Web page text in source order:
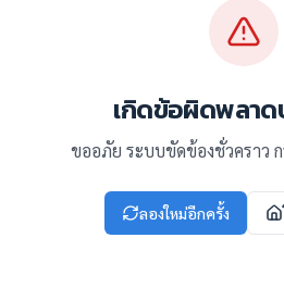
เกิดข้อผิดพลาด
ขออภัย ระบบขัดข้องชั่วคราว
ลองใหม่อีกครั้ง